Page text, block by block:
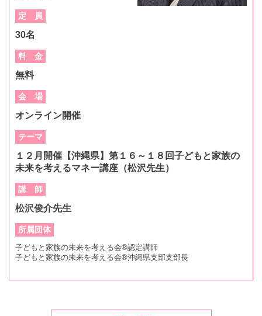
定 員
30名
料 金
無料
会 場
オンライン開催
テーマ
１２月開催【沖縄県】第１６～１８回子どもと家族の
未来を考えるマネー講座（松沢先生）
講 師
松沢俊介先生
所属団体
子どもと家族の未来を考える会®認定講師
子どもと家族の未来を考える会®沖縄県支部支部長